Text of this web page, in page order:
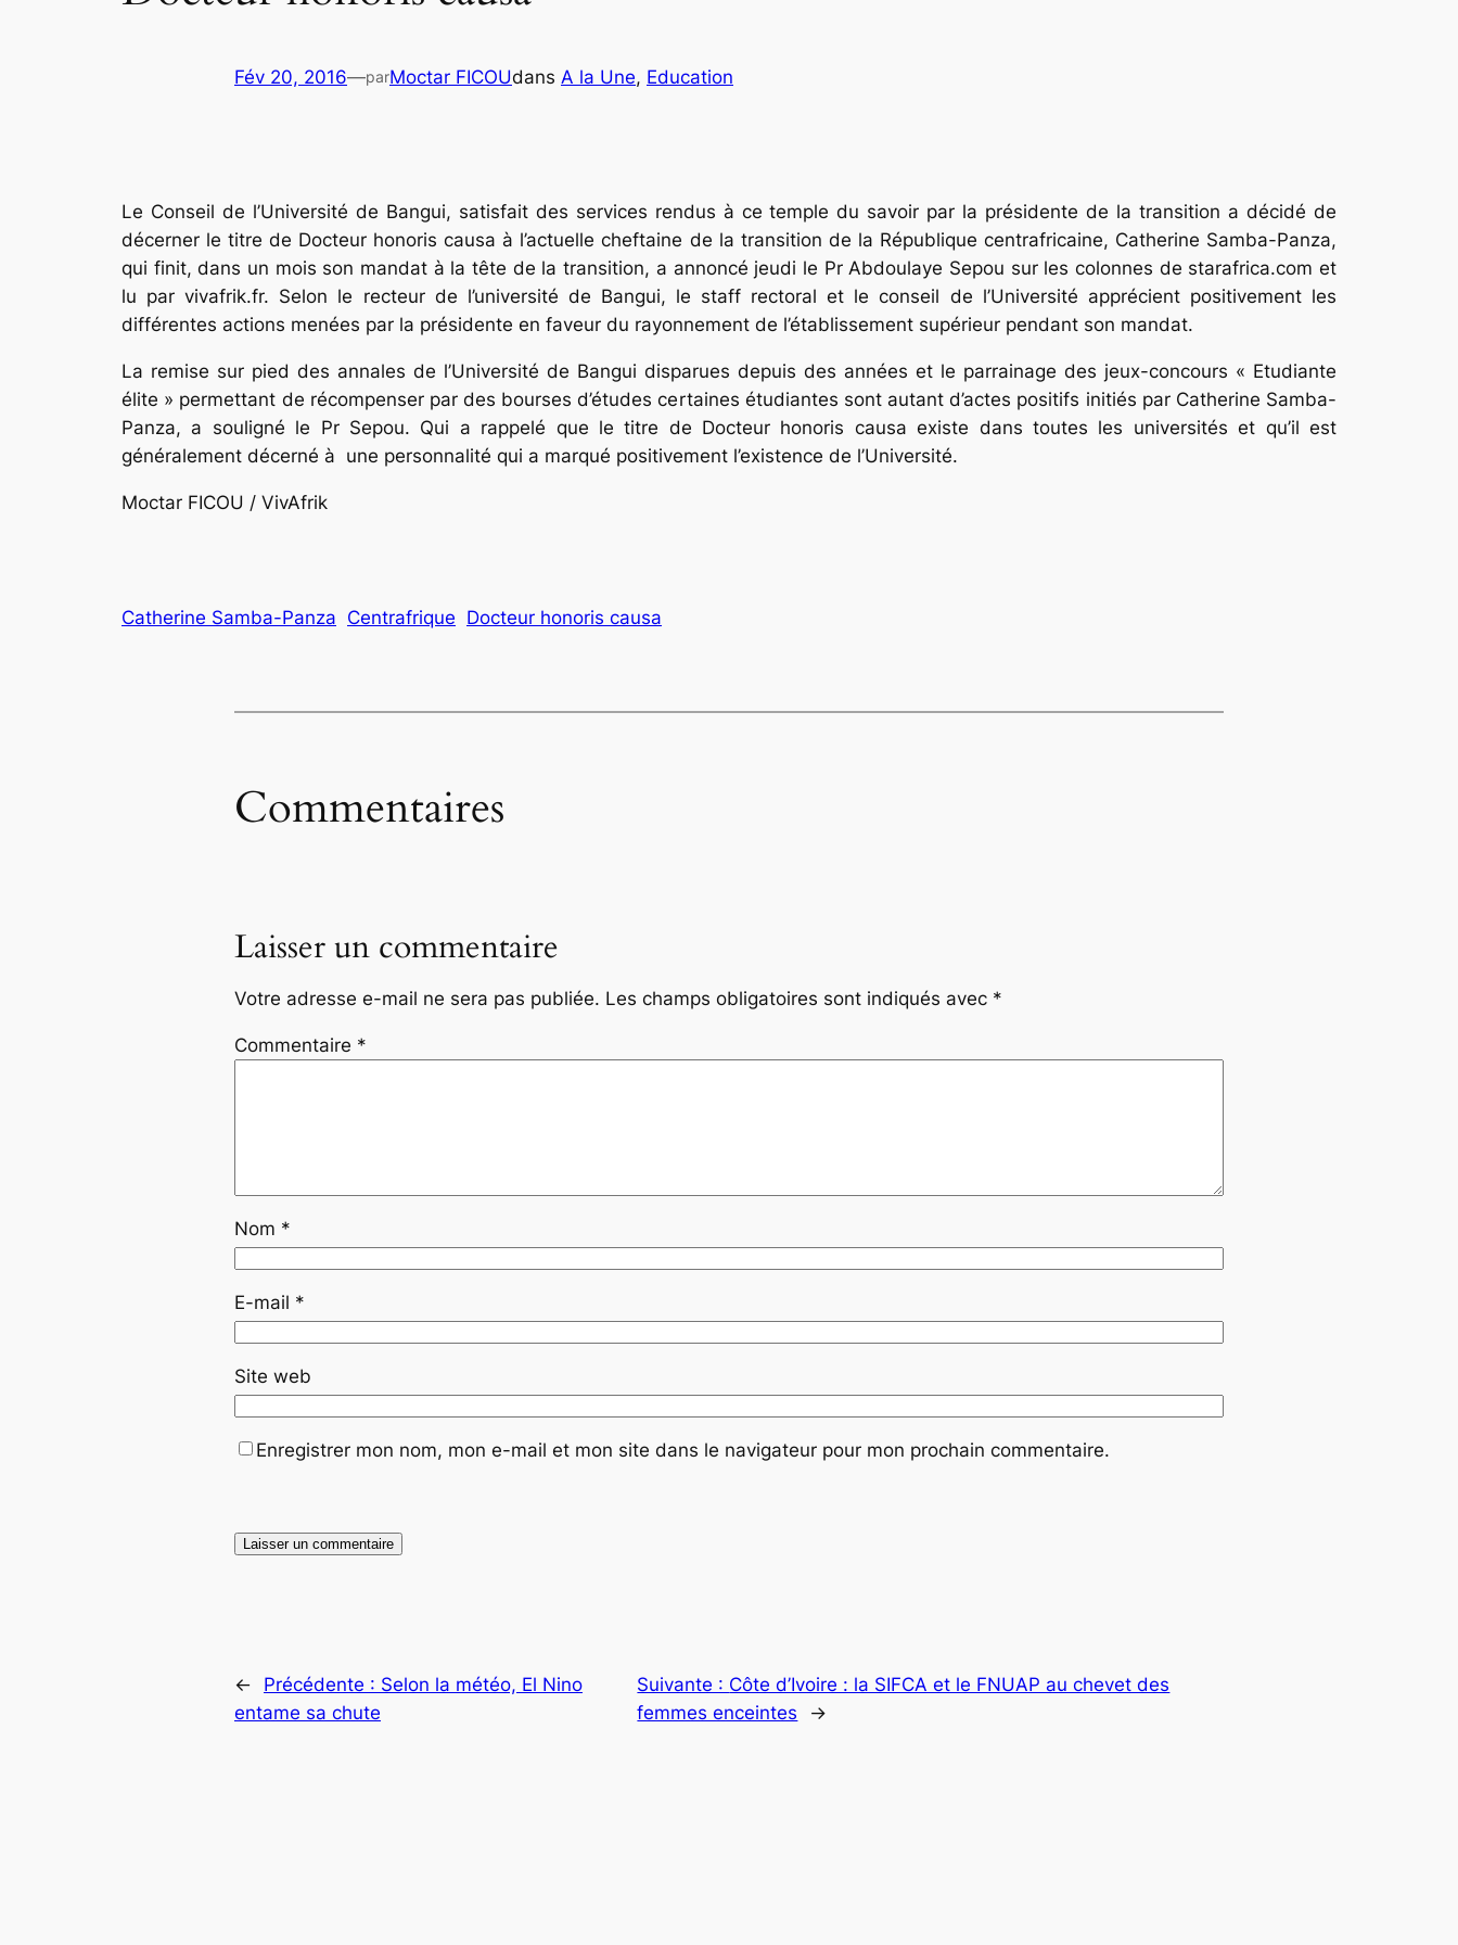
Fév 20, 2016—parMoctar FICOUdans A la Une, Education
Le Conseil de l’Université de Bangui, satisfait des services rendus à ce temple du savoir par la présidente de la transition a décidé de
décerner le titre de Docteur honoris causa à l’actuelle cheftaine de la transition de la République centrafricaine, Catherine Samba-Panza,
qui finit, dans un mois son mandat à la tête de la transition, a annoncé jeudi le Pr Abdoulaye Sepou sur les colonnes de starafrica.com et
lu par vivafrik.fr. Selon le recteur de l’université de Bangui, le staff rectoral et le conseil de l’Université apprécient positivement les
différentes actions menées par la présidente en faveur du rayonnement de l’établissement supérieur pendant son mandat.
La remise sur pied des annales de l’Université de Bangui disparues depuis des années et le parrainage des jeux-concours « Etudiante
élite » permettant de récompenser par des bourses d’études certaines étudiantes sont autant d’actes positifs initiés par Catherine Samba-
Panza, a souligné le Pr Sepou. Qui a rappelé que le titre de Docteur honoris causa existe dans toutes les universités et qu’il est
généralement décerné à une personnalité qui a marqué positivement l’existence de l’Université.
Moctar FICOU / VivAfrik
Catherine Samba-Panza Centrafrique Docteur honoris causa
Commentaires
Laisser un commentaire
Votre adresse e-mail ne sera pas publiée. Les champs obligatoires sont indiqués avec *
Commentaire *
Nom *
E-mail *
Site web
Enregistrer mon nom, mon e-mail et mon site dans le navigateur pour mon prochain commentaire.
← Précédente : Selon la météo, El Nino
entame sa chute
Suivante : Côte d’Ivoire : la SIFCA et le FNUAP au chevet des
femmes enceintes
→